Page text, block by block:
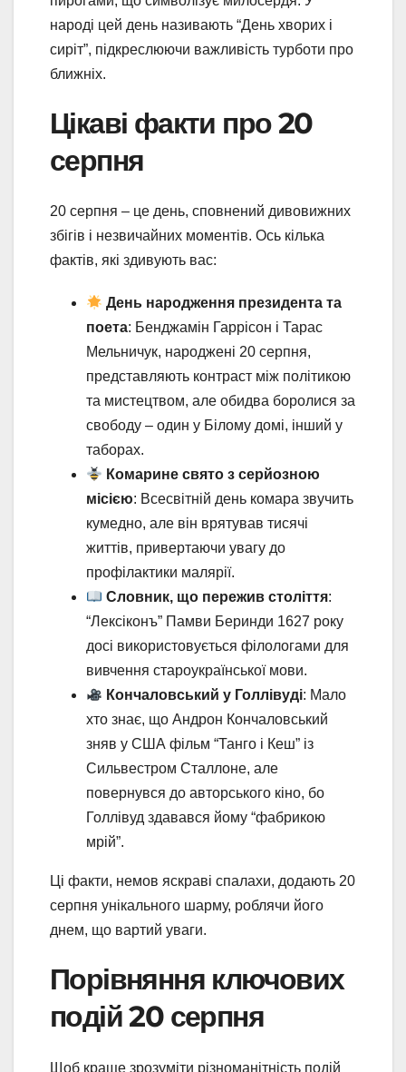
народі цей день називають “День хворих і
сиріт”, підкреслюючи важливість турботи про
ближніх.
Цікаві факти про 20
серпня
20 серпня – це день, сповнений дивовижних
збігів і незвичайних моментів. Ось кілька
фактів, які здивують вас:
День народження президента та
поета: Бенджамін Гаррісон і Тарас
Мельничук, народжені 20 серпня,
представляють контраст між політикою
та мистецтвом, але обидва боролися за
свободу – один у Білому домі, інший у
таборах.
Комарине свято з серйозною
місією: Всесвітній день комара звучить
кумедно, але він врятував тисячі
життів, привертаючи увагу до
профілактики малярії.
Словник, що пережив століття:
“Лексіконъ” Памви Беринди 1627 року
досі використовується філологами для
вивчення староукраїнської мови.
Кончаловський у Голлівуді: Мало
хто знає, що Андрон Кончаловський
зняв у США фільм “Танго і Кеш” із
Сильвестром Сталлоне, але
повернувся до авторського кіно, бо
Голлівуд здавався йому “фабрикою
мрій”.
Ці факти, немов яскраві спалахи, додають 20
серпня унікального шарму, роблячи його
днем, що вартий уваги.
Порівняння ключових
подій 20 серпня
Щоб краще зрозуміти різноманітність подій